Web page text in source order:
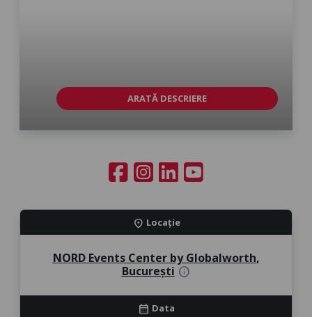
ARATĂ DESCRIERE
location_on Locație
NORD Events Center by Globalworth,
București info
calendar_month Data